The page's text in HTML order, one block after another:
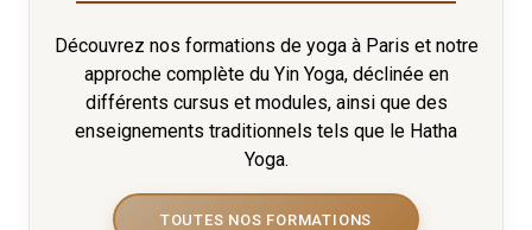
Découvrez nos formations de yoga à Paris et notre
approche complète du Yin Yoga, déclinée en
différents cursus et modules, ainsi que des
enseignements traditionnels tels que le Hatha
Yoga.
TOUTES NOS FORMATIONS